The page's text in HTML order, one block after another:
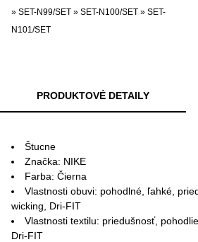
» SET-N99/SET » SET-N100/SET » SET-
N101/SET
PRODUKTOVÉ DETAILY
Štucne
Značka: NIKE
Farba: Čierna
Vlastnosti obuvi: pohodlné, ľahké,
wicking, Dri-FIT
Vlastnosti textilu: priedušnosť,
Dri-FIT